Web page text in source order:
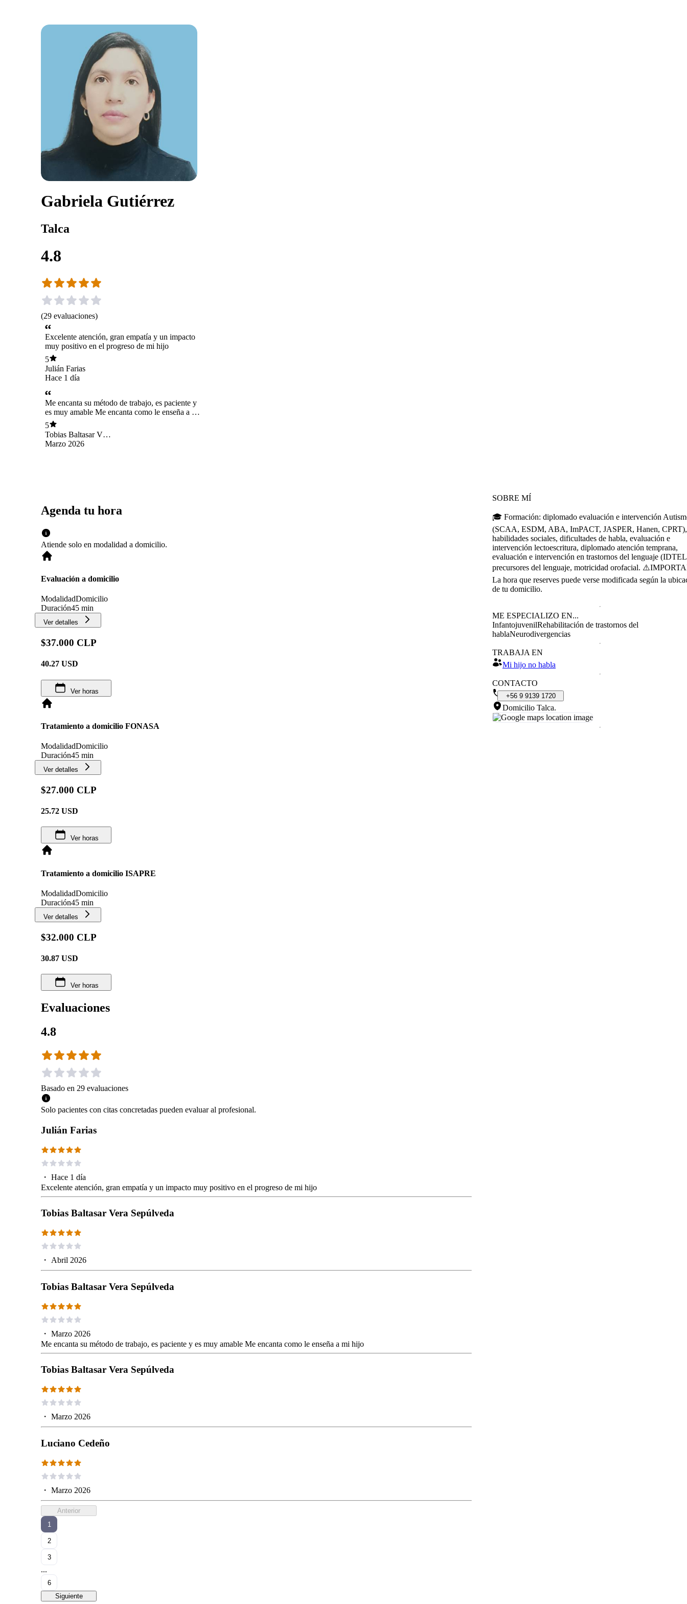
Gabriela Gutiérrez
Talca
4.8
(29 evaluaciones)
Excelente atención, gran empatía y un impacto
muy positivo en el progreso de mi hijo
5
Julián Farias
Hace 1 día
Me encanta su método de trabajo, es paciente y
es muy amable Me encanta como le enseña a mi
hijo
5
Tobias Baltasar Vera
Sepúlveda
Marzo 2026
Agenda tu hora
Atiende solo en modalidad a domicilio.
Evaluación a domicilio
ModalidadDomicilio
Duración45 min
Ver detalles
$37.000 CLP
40.27 USD
Ver horas
Tratamiento a domicilio FONASA
ModalidadDomicilio
Duración45 min
Ver detalles
$27.000 CLP
25.72 USD
Ver horas
Tratamiento a domicilio ISAPRE
ModalidadDomicilio
Duración45 min
Ver detalles
$32.000 CLP
30.87 USD
Ver horas
Evaluaciones
4.8
Basado en 29 evaluaciones
Solo pacientes con citas concretadas pueden evaluar al profesional.
Julián Farias
・ Hace 1 día
Excelente atención, gran empatía y un impacto muy positivo en el progreso de mi hijo
Tobias Baltasar Vera Sepúlveda
・ Abril 2026
Tobias Baltasar Vera Sepúlveda
・ Marzo 2026
Me encanta su método de trabajo, es paciente y es muy amable Me encanta como le enseña a mi hijo
Tobias Baltasar Vera Sepúlveda
・ Marzo 2026
Luciano Cedeño
・ Marzo 2026
Anterior
1
2
3
...
6
Siguiente
SOBRE MÍ
🎓 Formación: diplomado evaluación e intervención
(SCAA, ESDM, ABA, ImPACT, JASPER, Hanen, CPRT),
habilidades sociales, dificultades de habla, evaluación e
intervención lectoescritura, diplomado atención temprana,
evaluación e intervención en trastornos del lenguaje
precursores del lenguaje, motricidad orofacial.
La hora que reserves puede verse modificada según la
de tu domicilio.
ME ESPECIALIZO EN...
InfantojuvenilRehabilitación de trastornos del
hablaNeurodivergencias
TRABAJA EN
Mi hijo no habla
CONTACTO
+56 9 9139 1720
Domicilio Talca.